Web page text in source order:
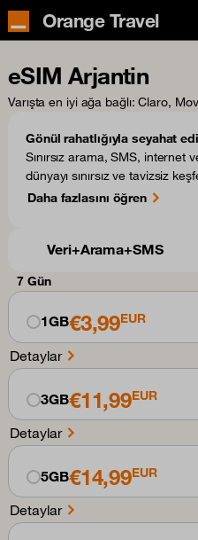
Orange Travel
eSIM Arjantin
Varışta en iyi ağa bağlı: Claro,
Gönül rahatlığıyla seyahat
Sınırsız arama, SMS, internet
dünyayı sınırsız ve tavizsiz
Daha fazlasını öğren
Veri+Arama+SMS
7 Gün
1GB€3,99EUR
Detaylar
3GB€11,99EUR
Detaylar
5GB€14,99EUR
Detaylar